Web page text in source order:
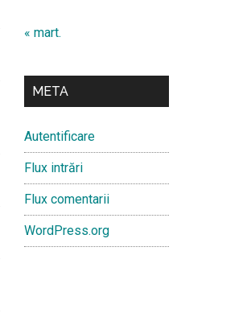
« mart.
META
Autentificare
Flux intrări
Flux comentarii
WordPress.org